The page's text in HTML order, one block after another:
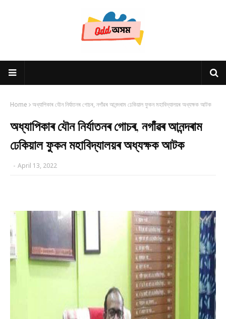
Home অধ্যাপিকাৰ যৌন নিৰ্যাতনৰ গোচৰ, নগাঁৱৰ আনন্দৰাম ঢেকিয়াল ফুকন মহাবিদ্যালয়ৰ অধ্যক্ষক আটক
অধ্যাপিকাৰ যৌন নিৰ্যাতনৰ গোচৰ, নগাঁৱৰ আনন্দৰাম
ঢেকিয়াল ফুকন মহাবিদ্যালয়ৰ অধ্যক্ষক আটক
- April 13, 2022